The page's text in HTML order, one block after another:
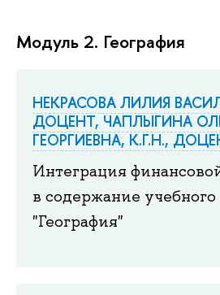
Модуль 2. География
НЕКРАСОВА ЛИЛИЯ
ДОЦЕНТ, ЧАПЛЫГИНА
ГЕОРГИЕВНА, К.Г.Н.,
Интеграция
в содержание
"География"